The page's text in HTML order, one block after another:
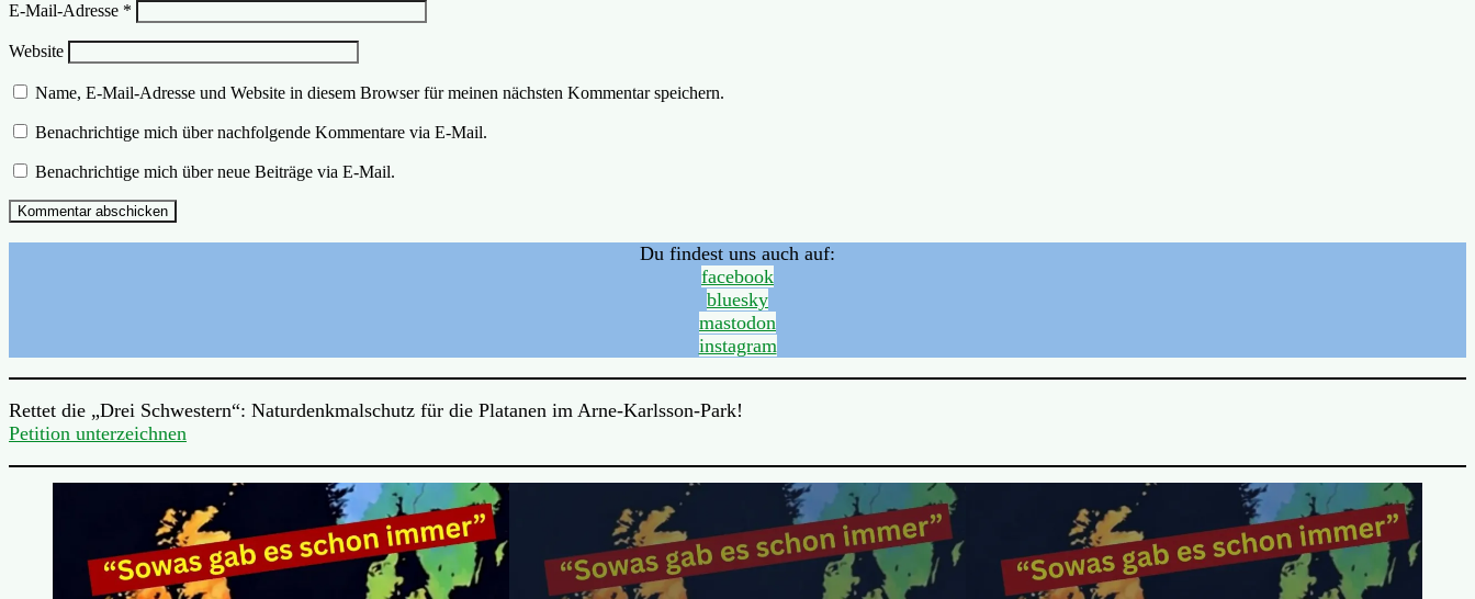
E-Mail-Adresse *
Website
Name, E-Mail-Adresse und Website in diesem Browser für meinen nächsten Kommentar speichern.
Benachrichtige mich über nachfolgende Kommentare via E-Mail.
Benachrichtige mich über neue Beiträge via E-Mail.
Du findest uns auch auf:
facebook
bluesky
mastodon
instagram
Rettet die „Drei Schwestern“: Naturdenkmalschutz für die Platanen im Arne-Karlsson-Park!
Petition unterzeichnen